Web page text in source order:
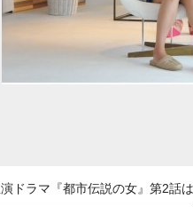
ドラマ『都市伝説の女』第2話